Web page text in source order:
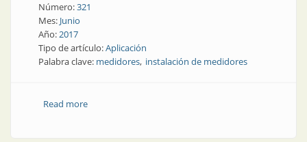
Número:321
Mes: Junio
Año:2017
Tipo de artículo:Aplicación
Palabra clave: medidores instalación de medidores
Read moreabout Aplicación | Instalación de medidores